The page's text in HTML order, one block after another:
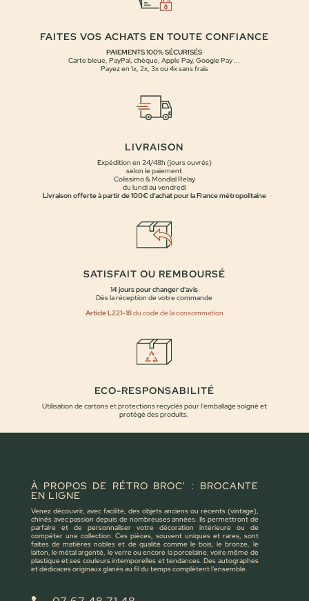
FAITES VOS ACHATS EN TOUTE CONFIANCE
PAIEMENTS 100% SÉCURISÉS
Carte bleue, PayPal, chèque, Apple Pay, Google Pay ...
Payez en 1x, 2x, 3x ou 4x sans frais
LIVRAISON
Expédition en 24/48h (jours ouvrés)
selon le paiement
Colissimo & Mondial Relay
du lundi au vendredi
Livraison offerte à partir de 100€ d'achat pour la France métropolitaine
SATISFAIT OU REMBOURSÉ
14 jours pour changer d'avis
Dès la réception de votre commande
Article L221-18du code de la consommation
ECO-RESPONSABILITÉ
Utilisation de cartons et protections recyclés pour l'emballage soigné et
protégé des produits.
À PROPOS DE RÉTRO BROC' : BROCANTE
EN LIGNE
Venez découvrir, avec facilité, des objets anciens ou récents (vintage),
chinés avec passion depuis de nombreuses années. Ils permettront de
parfaire et de personnaliser votre décoration intérieure ou de
compéter une collection. Ces pièces, souvent uniques et rares, sont
faites de matières nobles et de qualité comme le bois, le bronze, le
laiton, le métal argenté, le verre ou encore la porcelaine, voire même de
plastique et ses couleurs intemporelles et tendances. Des autographes
et dédicaces originaux glanés au fil du temps complètent l’ensemble.